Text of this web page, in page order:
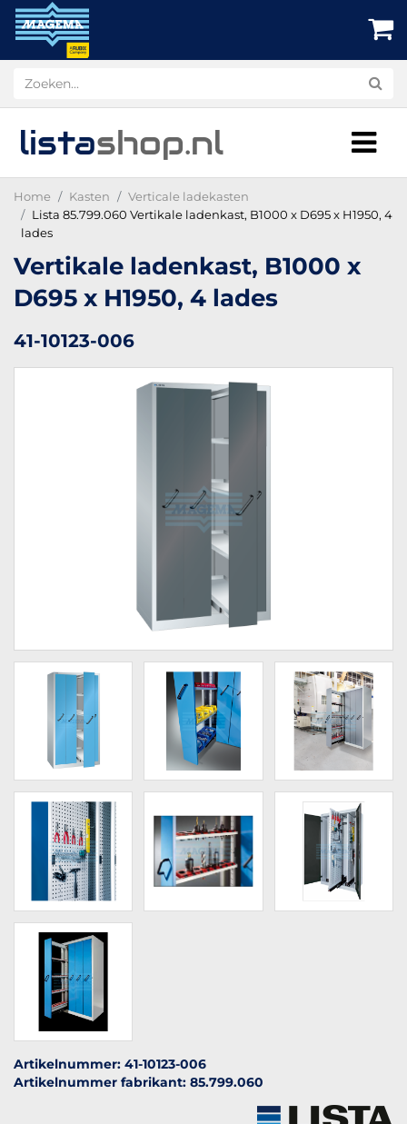
listashop.nl
Home Kasten
Verticale ladekasten
Lista 85.799.060 Vertikale ladenkast, B1000 x D695 x H1950, 4
lades
Vertikale ladenkast, B1000 x
D695 x H1950, 4 lades
41-10123-006
Artikelnummer: 41-10123-006
Artikelnummer fabrikant: 85.799.060